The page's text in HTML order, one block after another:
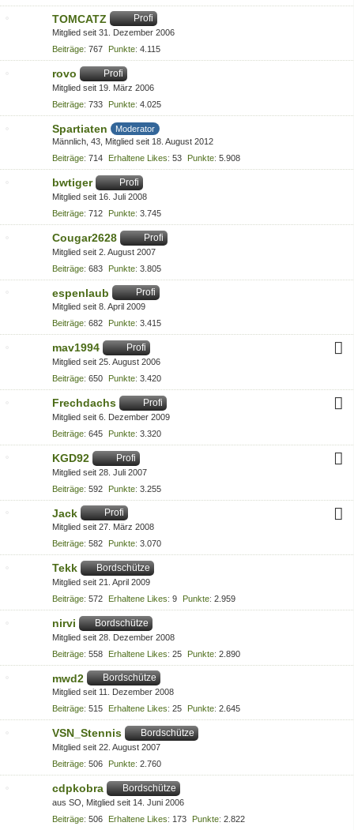
TOMCATZ Profi
Mitglied seit 31. Dezember 2006
Beiträge 767 Punkte 4.115
rovo Profi
Mitglied seit 19. März 2006
Beiträge 733 Punkte 4.025
Spartiaten
Moderator
Männlich 43 Mitglied seit 18. August 2012
Beiträge 714 Erhaltene Likes 53 Punkte 5.908
bwtiger Profi
Mitglied seit 16. Juli 2008
Beiträge 712 Punkte 3.745
Cougar2628 Profi
Mitglied seit 2. August 2007
Beiträge 683 Punkte 3.805
espenlaub Profi
Mitglied seit 8. April 2009
Beiträge 682 Punkte 3.415
mav1994 Profi
Mitglied seit 25. August 2006
Beiträge 650 Punkte 3.420
Frechdachs Profi
Mitglied seit 6. Dezember 2009
Beiträge 645 Punkte 3.320
KGD92 Profi
Mitglied seit 28. Juli 2007
Beiträge 592 Punkte 3.255
Jack Profi
Mitglied seit 27. März 2008
Beiträge 582 Punkte 3.070
Tekk Bordschütze
Mitglied seit 21. April 2009
Beiträge 572 Erhaltene Likes 9 Punkte 2.959
nirvi Bordschütze
Mitglied seit 28. Dezember 2008
Beiträge 558 Erhaltene Likes 25 Punkte 2.890
mwd2 Bordschütze
Mitglied seit 11. Dezember 2008
Beiträge 515 Erhaltene Likes 25 Punkte 2.645
VSN_Stennis Bordschütze
Mitglied seit 22. August 2007
Beiträge 506 Punkte 2.760
cdpkobra Bordschütze
aus SO
Mitglied seit 14. Juni 2006
Beiträge 506 Erhaltene Likes 173 Punkte 2.822